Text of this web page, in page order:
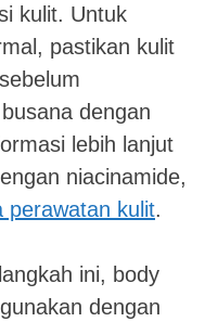
kulit. Untuk
pastikan kulit
dengan
lebih lanjut
niacinamide,
perawatan kulit.
ini, body
dengan